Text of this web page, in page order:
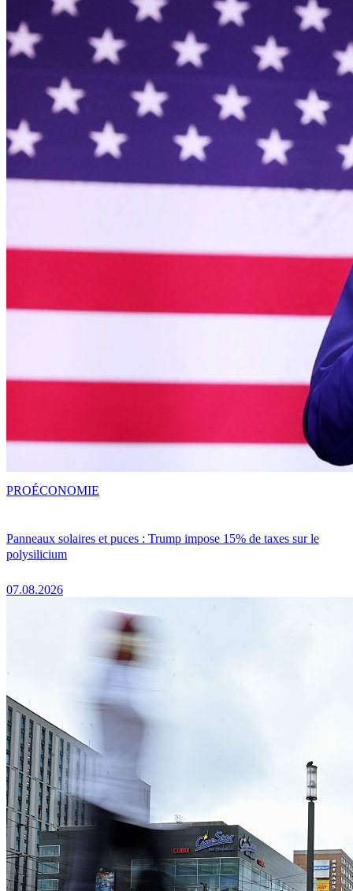
Panneaux solaires et puces : Trump impose 15% de taxes sur le
polysilicium
07.08.2026
PROÉCONOMIE